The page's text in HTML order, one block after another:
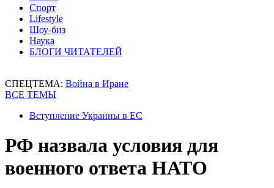
Спорт
Lifestyle
Шоу-биз
Наука
БЛОГИ ЧИТАТЕЛЕЙ
СПЕЦТЕМА: Война в Иране
ВСЕ ТЕМЫ
Вступление Украины в ЕС
РФ назвала условия для
военного ответа НАТО